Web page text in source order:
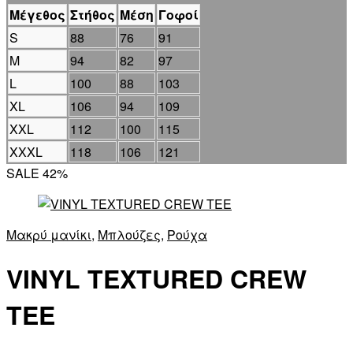
Μέγεθος Στήθος Μέση Γοφοί
S
88 76
91
M
94 82
97
L
100 88
103
XL
106 94
109
XXL
112 100
115
XXXL
118 106
121
SALE 42%
Μακρύ μανίκι, Μπλούζες, Ρούχα
VINYL TEXTURED CREW
TEE